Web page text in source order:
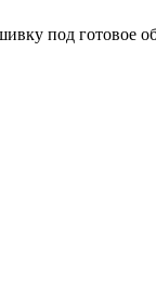
под готовое